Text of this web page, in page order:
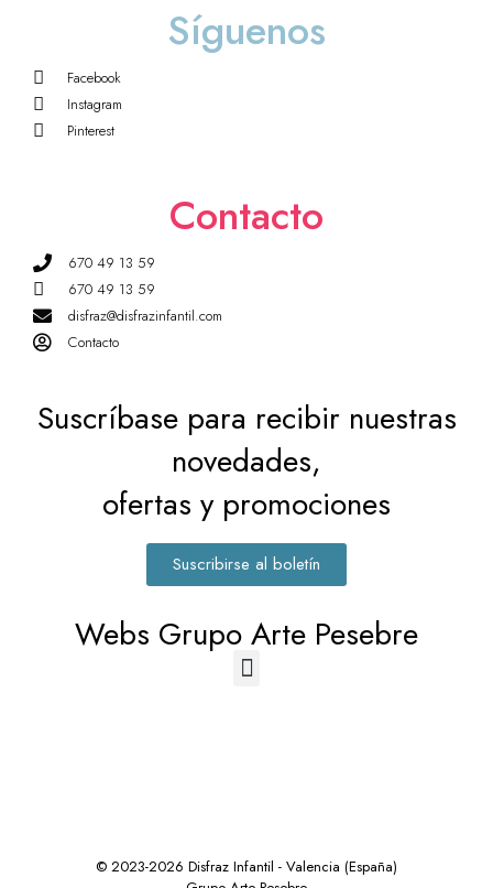
Síguenos
Facebook
Instagram
Pinterest
Contacto
670 49 13 59
670 49 13 59
disfraz@disfrazinfantil.com
Contacto
Suscríbase para recibir nuestras
novedades,
ofertas y promociones
Suscribirse al boletín
Webs Grupo Arte Pesebre
© 2023-2026 Disfraz Infantil - Valencia (España)